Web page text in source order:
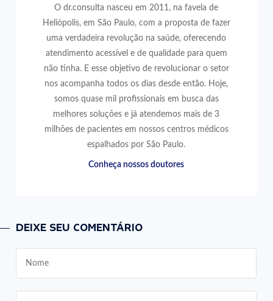
O dr.consulta nasceu em 2011, na favela de
Heliópolis, em São Paulo, com a proposta de fazer
uma verdadeira revolução na saúde, oferecendo
atendimento acessível e de qualidade para quem
não tinha. E esse objetivo de revolucionar o setor
nos acompanha todos os dias desde então. Hoje,
somos quase mil profissionais em busca das
melhores soluções e já atendemos mais de 3
milhões de pacientes em nossos centros médicos
espalhados por São Paulo.
Conheça nossos doutores
DEIXE SEU COMENTÁRIO